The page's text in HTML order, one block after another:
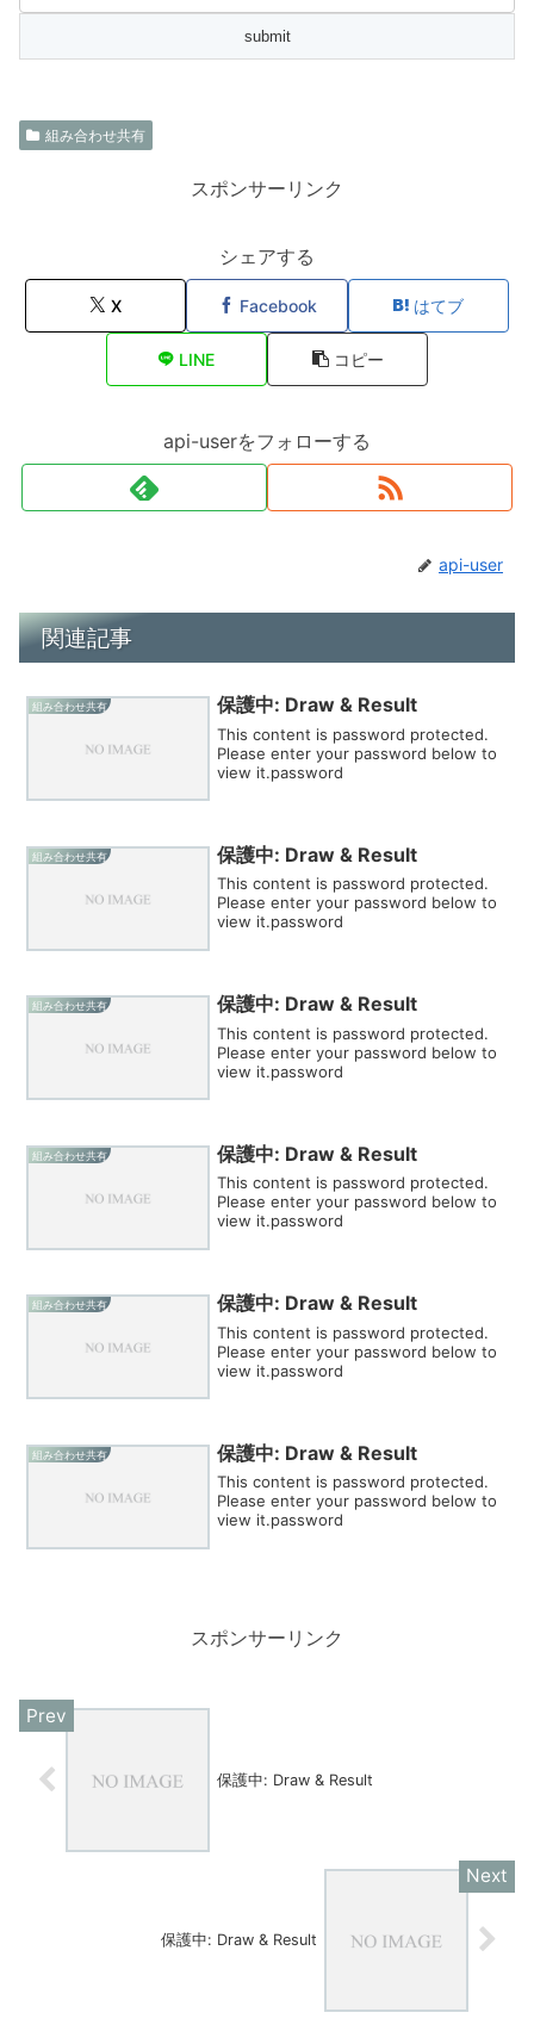
組み合わせ共有
スポンサーリンク
シェアする
X Facebook はてブ
LINE コピー
api-userをフォローする
api-user
関連記事
組み合わせ共有 保護中: Draw & Result
This content is password protected.
Please enter your password below to
view it.password
組み合わせ共有 保護中: Draw & Result
This content is password protected.
Please enter your password below to
view it.password
組み合わせ共有 保護中: Draw & Result
This content is password protected.
Please enter your password below to
view it.password
組み合わせ共有 保護中: Draw & Result
This content is password protected.
Please enter your password below to
view it.password
組み合わせ共有 保護中: Draw & Result
This content is password protected.
Please enter your password below to
view it.password
組み合わせ共有 保護中: Draw & Result
This content is password protected.
Please enter your password below to
view it.password
スポンサーリンク
保護中: Draw & Result
保護中: Draw & Result